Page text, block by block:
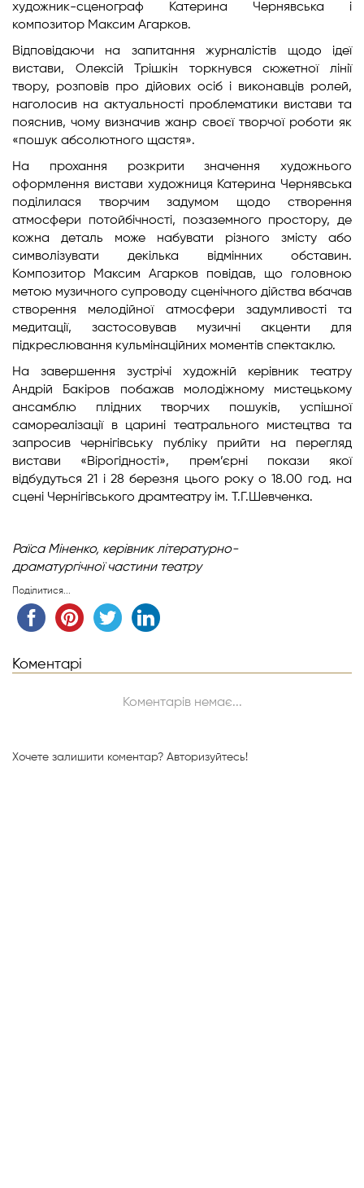
художник-сценограф Катерина Чернявська і
композитор Максим Агарков.
Відповідаючи на запитання журналістів щодо ідеї
вистави, Олексій Трішкін торкнувся сюжетної лінії
твору, розповів про дійових осіб і виконавців ролей,
наголосив на актуальності проблематики вистави та
пояснив, чому визначив жанр своєї творчої роботи як
«пошук абсолютного щастя».
На прохання розкрити значення художнього
оформлення вистави художниця Катерина Чернявська
поділилася творчим задумом щодо створення
атмосфери потойбічності, позаземного простору, де
кожна деталь може набувати різного змісту або
символізувати декілька відмінних обставин.
Композитор Максим Агарков повідав, що головною
метою музичного супроводу сценічного дійства вбачав
створення мелодійної атмосфери задумливості та
медитації, застосовував музичні акценти для
підкреслювання кульмінаційних моментів спектаклю.
На завершення зустрічі художній керівник театру
Андрій Бакіров побажав молодіжному мистецькому
ансамблю плідних творчих пошуків, успішної
самореалізації в царині театрального мистецтва та
запросив чернігівську публіку прийти на перегляд
вистави «Вірогідності», прем’єрні покази якої
відбудуться 21 і 28 березня цього року о 18.00 год. на
сцені Чернігівського драмтеатру ім. Т.Г.Шевченка.
Раїса Міненко, керівник літературно-
драматургічноїчастини театру
Поділитися...
Коментарі
Коментарів немає...
Хочете залишити коментар? Авторизуйтесь!